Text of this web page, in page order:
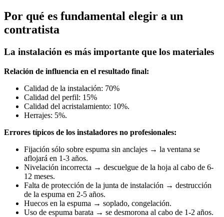
Por qué es fundamental elegir a un
contratista
La instalación es más importante que los materiales
Relación de influencia en el resultado final:
Calidad de la instalación: 70%
Calidad del perfil: 15%
Calidad del acristalamiento: 10%.
Herrajes: 5%.
Errores típicos de los instaladores no profesionales:
Fijación sólo sobre espuma sin anclajes → la ventana se
aflojará en 1-3 años.
Nivelación incorrecta → descuelgue de la hoja al cabo de 6-
12 meses.
Falta de protección de la junta de instalación → destrucción
de la espuma en 2-5 años.
Huecos en la espuma → soplado, congelación.
Uso de espuma barata → se desmorona al cabo de 1-2 años.